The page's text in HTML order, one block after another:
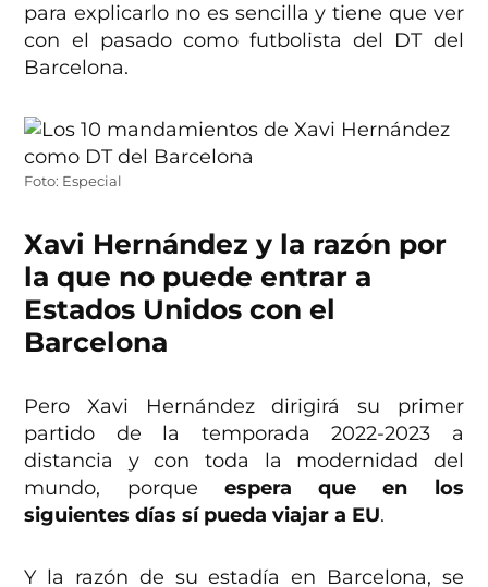
para explicarlo no es sencilla y tiene que ver
con el pasado como futbolista del DT del
Barcelona.
Foto: Especial
Xavi Hernández y la razón por
la que no puede entrar a
Estados Unidos con el
Barcelona
Pero Xavi Hernández dirigirá su primer
partido de la temporada 2022-2023 a
distancia y con toda la modernidad del
mundo, porque espera que en los
siguientes días sí pueda viajar a EU.
Y la razón de su estadía en Barcelona, se